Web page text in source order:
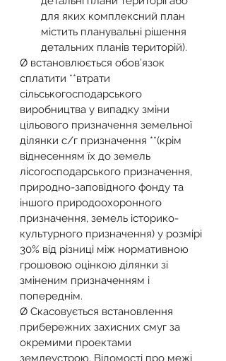
для яких комплексний план
містить планувальні рішення
детальних планів територій).
Ø встановлюється обов’язок
сплатити **втрати
сільськогосподарського
виробництва у випадку зміни
цільового призначення земельної
ділянки с/г призначення **(крім
віднесенням їх до земель
лісогосподарського призначення,
природно-заповідного фонду та
іншого природоохоронного
призначення, земель історико-
культурного призначення) у розмірі
30% від різниці між нормативною
грошовою оцінкою ділянки зі
зміненим призначенням і
попереднім.
Ø Скасовується встановлення
прибережних захисних смуг за
окремими проектами
землеустрою. Відомості про межі